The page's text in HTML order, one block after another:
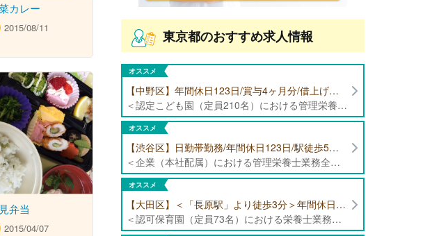
カレー
2015/08/11
弁当
2015/04/07
東京都のおすすめ求人情報
オススメ
【中野区】年間休日123日/賞与4ヶ月分/借上げ住宅制度あり 認定こども園（定員210名）にて管理栄養士・栄養士募集！
＜認定こども園（定員210名）における管理栄養士・栄養士業務全般＞ ・管理栄養士、栄養士業務全般
オススメ
【渋谷区】日勤帯勤務/年間休日123日/駅徒歩5分/企業（本社配属）にて管理栄養士募集！
＜企業（本社配属）における管理栄養士業務全般＞ ・本社および在宅（週1日程度）で、運営・受託する保育園（約50箇所）の管理栄養士・マネジメント業務全般 ・調理指導、育成 ・調理代行※欠員時 ・衛生管理 ・献立作成 ・食材発注 ・園長、調理スタッフとの給食会議 ・クライアント企業との給食会議（食育等の企画提案） ・採用業務（面接・施設見学同行）など ・担当保育園の定期巡回（直行やオンライン対応あり） ※23区内の認可保育園や、事業所内保育園（市川市、古河市、厚木市・追浜等）
オススメ
【大田区】＜「長原駅」より徒歩3分＞年間休日120日以上/最大10連休取得可能/日勤帯勤務のみ 認可保育園（定員73名）にて、栄養士の募集！
＜認可保育園（定員73名）における栄養士業務全般＞ ・調理（朝おやつ・給食・おやつ・補食） ・盛付け、片づけ ・食育、保育室への給食ラウンド、事務業務 ・調理室のお掃除、備蓄の確認、発注など ※定員:73名(0歳児6名、1歳歳児10名、2歳児12名、3歳-5歳児各15名)